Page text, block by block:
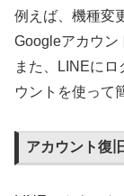
例えば、機種変
Googleアカウン
また、LINEに
ウントを使って
アカウント復